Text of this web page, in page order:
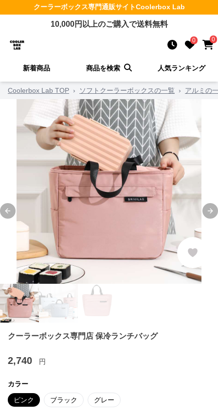
クーラーボックス専門通販サイトCoolerbox Lab
10,000円以上のご購入で送料無料
0 0
新着商品 商品を検索 人気ランキング
Coolerbox Lab TOP › ソフトクーラーボックスの一覧 › アルミの
Previous slide
クーラーボックス専門店 保冷ランチバッグ
2,740 円
カラー
ピンク ブラック グレー